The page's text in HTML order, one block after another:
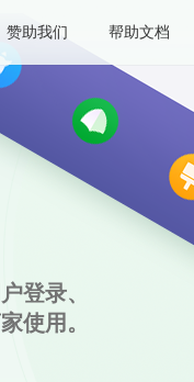
赞助我们 帮助文档
登录、
使用。